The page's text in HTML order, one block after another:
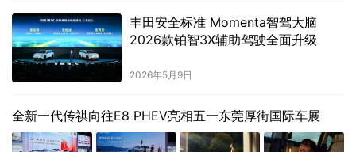
丰田安全标准 Momenta智驾大脑
2026款铂智3X辅助驾驶全面升级
2026年5月9日
全新一代传祺向往E8 PHEV亮相五一东莞厚街国际车展